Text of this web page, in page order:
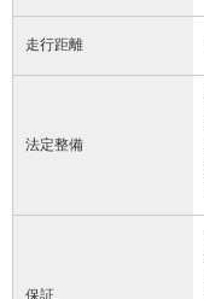
走行距離
法定整備
保証